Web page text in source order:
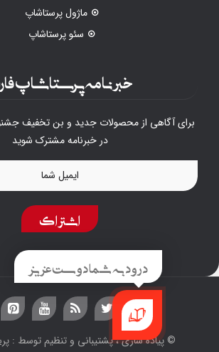
ماژول پرستاشاپ
سئو پرستاشاپ
خبرنامه پرستاشاپ
برای آگاهی از محصولات جدید و بن تخفیف
در خبرنامه مشترک شوید
اشتراک
© پیاده سازی ، پشتیبانی و تنظیم توسط :
درود به شما دوست عزیز